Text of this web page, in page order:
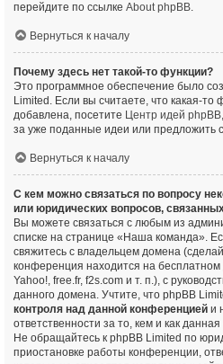
перейдите по ссылке About phpBB.
Вернуться к началу
Почему здесь нет такой-то функции?
Это программное обеспечение было
Limited. Если вы считаете, что какая-
добавлена, посетите Центр идей phpBB
за уже поданные идеи или предложить
Вернуться к началу
С кем можно связаться по вопросу
или юридических вопросов,
Вы можете связаться с любым из
списке на странице «Наша команда».
свяжитесь с владельцем домена
конференция находится на
Yahoo!, free.fr, f2s.com и т. п.), с
данного домена. Учтите, что phpBB
контроля над данной конференцией и
ответственности за то, кем и как
Не обращайтесь к phpBB Limited по
приостановке работы конференции,